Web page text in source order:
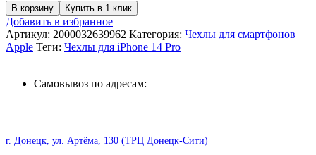
В корзину Купить в 1 клик
Добавить в избранное
Артикул: 2000032639962 Категория: Чехлы для смартфонов
Apple Теги: Чехлы для iPhone 14 Pro
Самовывоз по адресам:
г. Донецк, ул. Артёма, 130 (ТРЦ Донецк-Сити)